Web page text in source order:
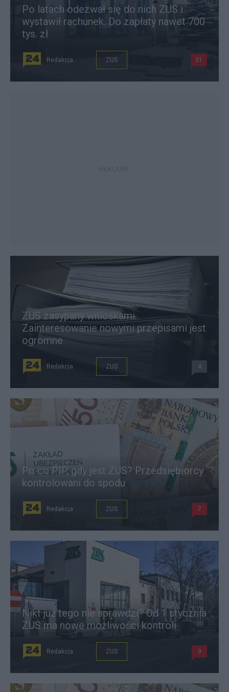
Po latach odezwał się do nich ZUS i
wystawił rachunek. Do zapłaty nawet 700
tys. zł
Redakcja ZUS 31
ZUS zasypany wnioskami.
Zainteresowanie nowymi przepisami jest
ogromne
Redakcja ZUS 4
Po co PIP, gdy jest ZUS? Przedsiębiorcy
kontrolowani do spodu
Redakcja ZUS 7
Nikt już tego nie sprawdzi? Od 1 stycznia
ZUS ma nowe możliwości kontroli
Redakcja ZUS 9